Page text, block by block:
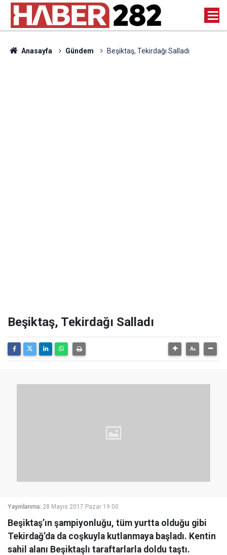
Anasayfa Gündem Beşiktaş, Tekirdağı Salladı
Beşiktaş, Tekirdağı Salladı
Yayınlanma: 28 Mayıs 2017 Pazar 19:00
Beşiktaş’ın şampiyonluğu, tüm yurtta olduğu gibi
Tekirdağ’da da coşkuyla kutlanmaya başladı. Kentin
sahil alanı Beşiktaşlı taraftarlarla doldu taştı.